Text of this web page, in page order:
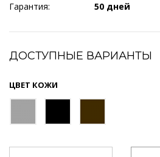
Гарантия:
50 дней
ДОСТУПНЫЕ ВАРИАНТЫ
ЦВЕТ КОЖИ